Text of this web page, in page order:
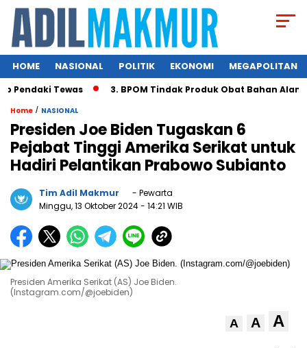
HOME NASIONAL POLITIK EKONOMI MEGAPOLITAN
Tewas 3. BPOM Tindak Produk Obat Bahan Alam
Home / NASIONAL
Presiden Joe Biden Tugaskan 6
Pejabat Tinggi Amerika Serikat untuk
Hadiri Pelantikan Prabowo Subianto
Tim Adil Makmur
- Pewarta
Minggu, 13 Oktober 2024- 14:21 WIB
Presiden Amerika Serikat (AS) Joe Biden.
(Instagram.com/@joebiden)
A A A